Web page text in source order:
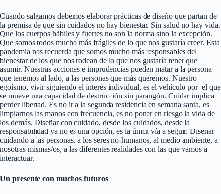
Cuando salgamos debemos elaborar prácticas de diseño que partan de
la premisa de que sin cuidados no hay bienestar. Sin salud no hay vida.
Que los cuerpos hábiles y fuertes no son la norma sino la excepción.
Que somos todos mucho más frágiles de lo que nos gustaría creer. Esta
pandemia nos recuerda que somos mucho más responsables del
bienestar de los que nos rodean de lo que nos gustaría tener que
asumir. Nuestras acciones e imprudencias pueden matar a la persona
que tenemos al lado, a las personas que más queremos. Nuestro
egoísmo, vivir siguiendo el interés individual, es el vehículo por el que
se mueve una capacidad de destrucción sin parangón. Cuidar implica
perder libertad. Es no ir a la segunda residencia en semana santa, es
limpiarnos las manos con frecuencia, es no poner en riesgo la vida de
los demás. Diseñar con cuidado, desde los cuidados, desde la
responsabilidad ya no es una opción, es la única vía a seguir. Diseñar
cuidando a las personas, a los seres no-humanos, al medio ambiente, a
nosotras mismas/os, a las diferentes realidades con las que vamos a
interactuar.
Un presente con muchos futuros